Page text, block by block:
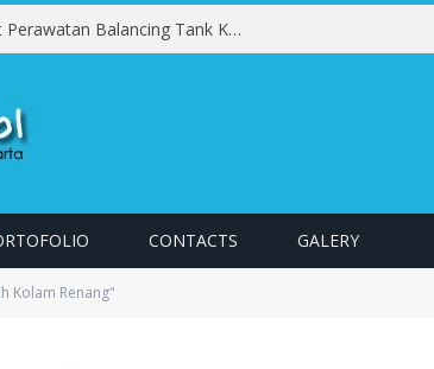
Kesalahan yang Harus Dihindari Saat Perawatan Balancing Tank Kolam Renang
CONTACTS GALERY
Kolam Renang"